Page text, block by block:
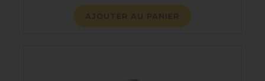
AJOUTER AU PANIER